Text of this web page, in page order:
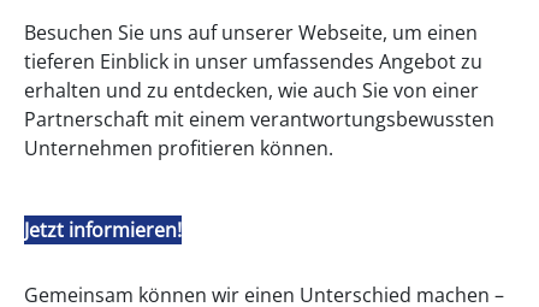
Besuchen Sie uns auf unserer Webseite, um einen
tieferen Einblick in unser umfassendes Angebot zu
erhalten und zu entdecken, wie auch Sie von einer
Partnerschaft mit einem verantwortungsbewussten
Unternehmen profitieren können.
Jetzt informieren!
Gemeinsam können wir einen Unterschied machen –